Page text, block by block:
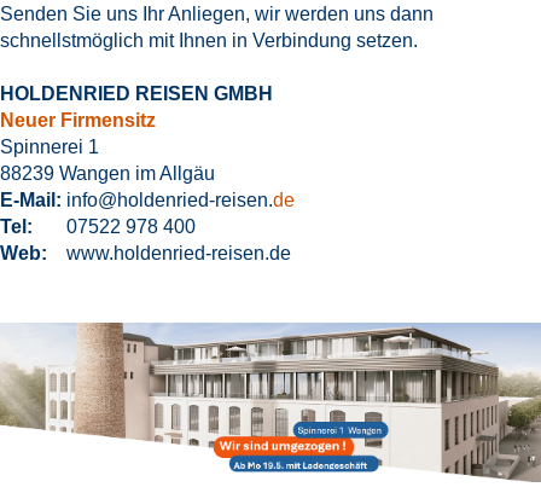
Senden Sie uns Ihr Anliegen, wir werden uns dann
schnellstmöglich mit Ihnen in Verbindung setzen.
HOLDENRIED REISEN GMBH
Neuer Firmensitz
Spinnerei 1
88239 Wangen im Allgäu
E-Mail: info@holdenried-reisen.de
Tel: 07522 978 400
Web: www.holdenried-reisen.de